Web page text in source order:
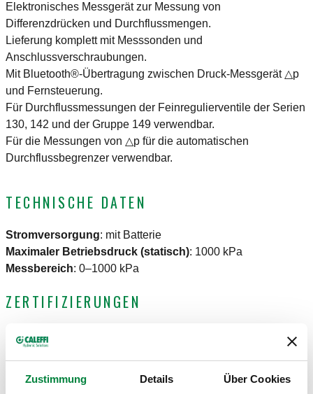
Zustimmung Details Über Cookies
Elektronisches Messgerät zur Messung von
Differenzdrücken und Durchflussmengen.
Lieferung komplett mit Messsonden und
Anschlussverschraubungen.
Mit Bluetooth®-Übertragung zwischen Druck-Messgerät △p
und Fernsteuerung.
Für Durchflussmessungen der Feinregulierventile der Serien
130, 142 und der Gruppe 149 verwendbar.
Für die Messungen von △p für die automatischen
Durchflussbegrenzer verwendbar.
TECHNISCHE DATEN
Stromversorgung: mit Batterie
Maximaler Betriebsdruck (statisch): 1000 kPa
Messbereich: 0–1000 kPa
ZERTIFIZIERUNGEN